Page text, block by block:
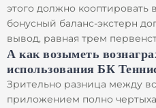
этого должно кооптировать
бонусный баланс-экстерн
вывод, равная трем
А как возыметь
использования БК
Зрительно разница между
приложением полно